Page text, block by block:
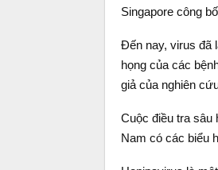
Singapore công
Đến nay, virus đã
họng của các
giả của nghiên
Cuộc điều tra
Nam có các biểu